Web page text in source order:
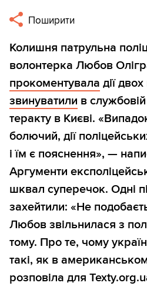
Поширити
Колишня патрульна
волонтерка Любов
прокоментувала дії
звинуватили в
теракту в Києві.
болючий, дії
і їм є пояснення», —
Аргументи
шквал суперечок. Одні
захейтили: «Не
Любов звільнилася з
тому. Про те, чому
такі, як в
розповіла для